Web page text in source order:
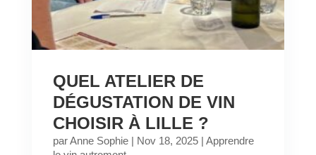
QUEL ATELIER DE
DÉGUSTATION DE VIN
CHOISIR À LILLE ?
parAnne Sophie| Nov 18, 2025| Apprendre